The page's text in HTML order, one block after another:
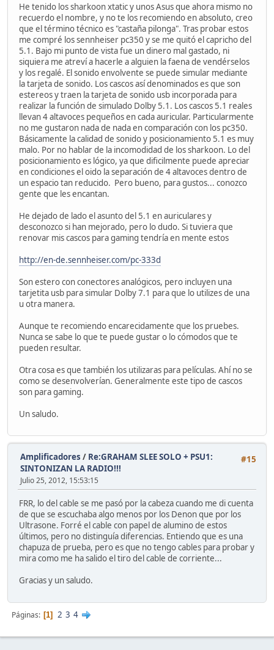
He tenido los sharkoon xtatic y unos Asus que ahora mismo no
recuerdo el nombre, y no te los recomiendo en absoluto, creo
que el término técnico es "castaña pilonga". Tras probar estos
me compré los sennheiser pc350 y se me quitó el capricho del
5.1. Bajo mi punto de vista fue un dinero mal gastado, ni
siquiera me atreví a hacerle a alguien la faena de vendérselos
y los regalé. El sonido envolvente se puede simular mediante
la tarjeta de sonido. Los cascos así denominados es que son
estereos y traen la tarjeta de sonido usb incorporada para
realizar la función de simulado Dolby 5.1. Los cascos 5.1 reales
llevan 4 altavoces pequeños en cada auricular. Particularmente
no me gustaron nada de nada en comparación con los pc350.
Básicamente la calidad de sonido y posicionamiento 5.1 es muy
malo. Por no hablar de la incomodidad de los sharkoon. Lo del
posicionamiento es lógico, ya que dificilmente puede apreciar
en condiciones el oido la separación de 4 altavoces dentro de
un espacio tan reducido. Pero bueno, para gustos... conozco
gente que les encantan.
He dejado de lado el asunto del 5.1 en auriculares y
desconozco si han mejorado, pero lo dudo. Si tuviera que
renovar mis cascos para gaming tendría en mente estos
http://en-de.sennheiser.com/pc-333d
Son estero con conectores analógicos, pero incluyen una
tarjetita usb para simular Dolby 7.1 para que lo utilizes de una
u otra manera.
Aunque te recomiendo encarecidamente que los pruebes.
Nunca se sabe lo que te puede gustar o lo cómodos que te
pueden resultar.
Otra cosa es que también los utilizaras para películas. Ahí no se
como se desenvolverían. Generalmente este tipo de cascos
son para gaming.
Un saludo.
#15
Amplificadores / Re:GRAHAM SLEE SOLO + PSU1:
SINTONIZAN LA RADIO!!!
Julio 25, 2012, 15:53:15
FRR, lo del cable se me pasó por la cabeza cuando me di cuenta
de que se escuchaba algo menos por los Denon que por los
Ultrasone. Forré el cable con papel de alumino de estos
últimos, pero no distinguía diferencias. Entiendo que es una
chapuza de prueba, pero es que no tengo cables para probar y
mira como me ha salido el tiro del cable de corriente...
Gracias y un saludo.
Páginas 1 2 3 4